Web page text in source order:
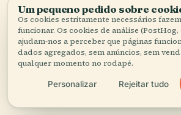
More inVeneza.
276 lugares para descobrir — alguns
combinar.
Basílica de São
PLACE
Marciana
PLACE
Um pequeno pedido sobre
Os cookies estritamente necessários
funcionar. Os cookies de análise
ajudam-nos a perceber que páginas
dados agregados, sem anúncios, sem
qualquer momento no rodapé.
Personalizar Rejeitar tudo